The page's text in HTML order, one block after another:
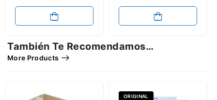
También Te Recomendamos…
More Products
ORIGINAL